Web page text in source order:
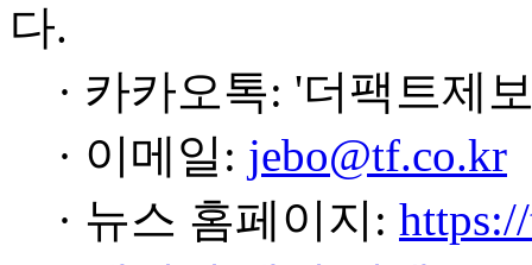
다.
· 카카오톡: '더팩트제
· 이메일: jebo@tf.co.kr
· 뉴스 홈페이지: